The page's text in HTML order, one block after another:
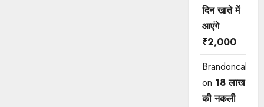
दिन खाते में
आएंगे
₹2,000
Brandoncah
on 18 लाख
की नकली